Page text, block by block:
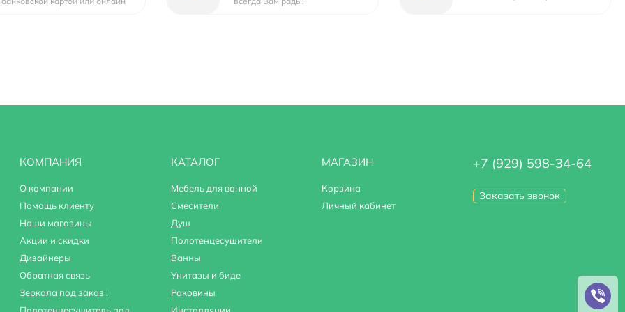
КОМПАНИЯ
О компании
Помощь клиенту
Наши магазины
Акции и скидки
Дизайнеры
Обратная связь
Зеркала под заказ !
КАТАЛОГ
Мебель для ванной
Смесители
Душ
Полотенцесушители
Ванны
Унитазы и биде
Раковины
МАГАЗИН
Корзина
Личный кабинет
+7 (929) 598-34-64
Заказать звонок